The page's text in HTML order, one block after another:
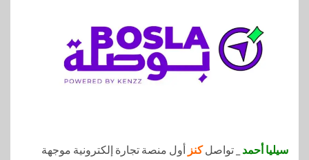
سيليا أحمد _ تواصلكنز أول منصة تجارة إلكترونية موجهة